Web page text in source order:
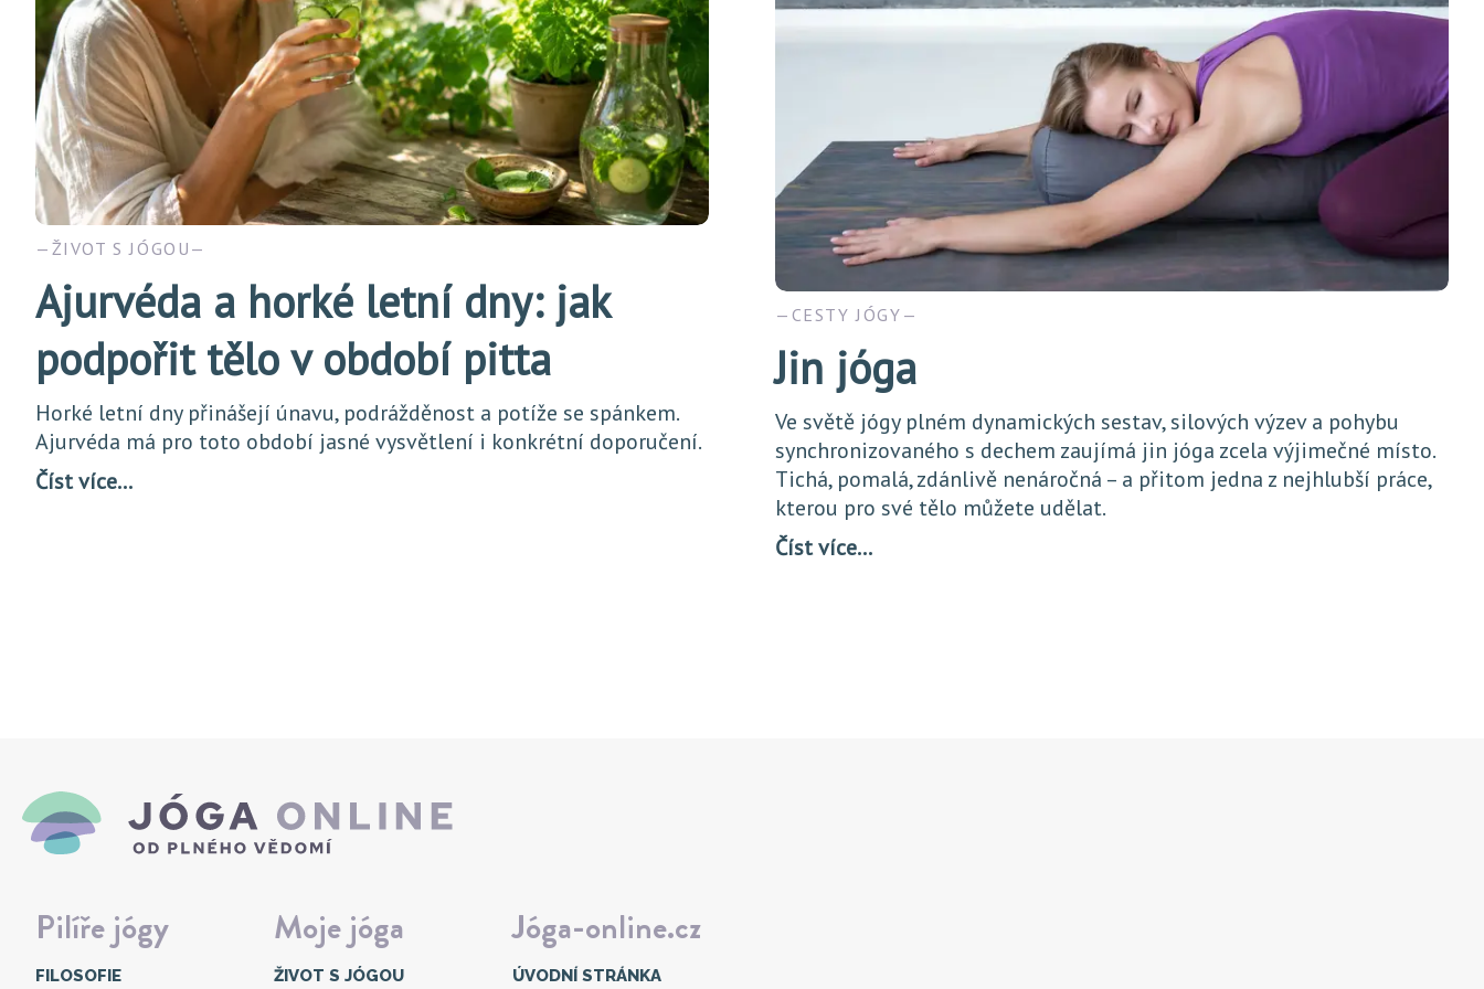
ŽIVOT S JÓGOU
Ajurvéda a horké letní dny: jak
podpořit tělo v období pitta
Horké letní dny přinášejí únavu, podrážděnost a potíže se spánkem.
Ajurvéda má pro toto období jasné vysvětlení i konkrétní doporučení.
Číst více…
CESTY JÓGY
Jin jóga
Ve světě jógy plném dynamických sestav, silových výzev a pohybu
synchronizovaného s dechem zaujímá jin jóga zcela výjimečné místo.
Tichá, pomalá, zdánlivě nenáročná – a přitom jedna z nejhlubší práce,
kterou pro své tělo můžete udělat.
Číst více…
Pilíře jógy
FILOSOFIE
Moje jóga
ŽIVOT S JÓGOU
Jóga-online.cz
ÚVODNÍ STRÁNKA